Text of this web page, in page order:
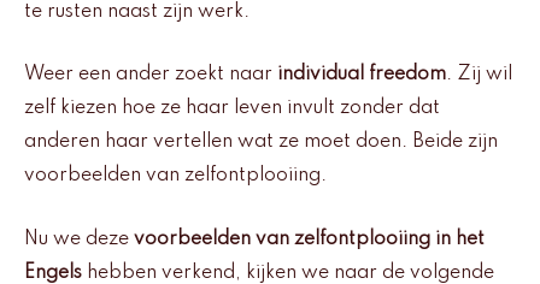
te rusten naast zijn werk.
Weer een ander zoekt naar individual freedom. Zij wil
zelf kiezen hoe ze haar leven invult zonder dat
anderen haar vertellen wat ze moet doen. Beide zijn
voorbeelden van zelfontplooiing.
Nu we deze voorbeelden van zelfontplooiing in het
Engels hebben verkend, kijken we naar de volgende